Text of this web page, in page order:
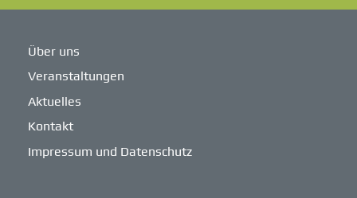
Über uns
Veranstaltungen
Aktuelles
Kontakt
Impressum und Datenschutz